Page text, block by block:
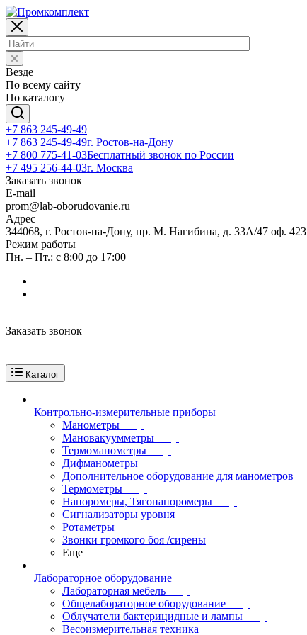
Везде
По всему сайту
По каталогу
+7 863 245-49-49
+7 863 245-49-49г. Ростов-на-Дону
+7 800 775-41-03Бесплатный звонок по России
+7 495 256-44-03г. Москва
Заказать звонок
E-mail
prom@lab-oborudovanie.ru
Адрес
344068, г. Ростов-на-Дону, пр. М. Нагибина, д. 33А/47 оф. 423
Режим работы
Пн. – Пт.: с 8:00 до 17:00
Заказать звонок
Каталог
Контрольно-измерительные приборы
Манометры
Мановакуумметры
Термоманометры
Дифманометры
Дополнительное оборудование для манометров
Термометры
Напоромеры, Тягонапоромеры
Сигнализаторы уровня
Ротаметры
Звонки громкого боя /сирены
Еще
Лабораторное оборудование
Лабораторная мебель
Общелабораторное оборудование
Облучатели бактерицидные и лампы
Весоизмерительная техника